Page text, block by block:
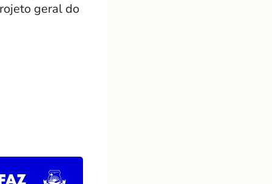
geral do